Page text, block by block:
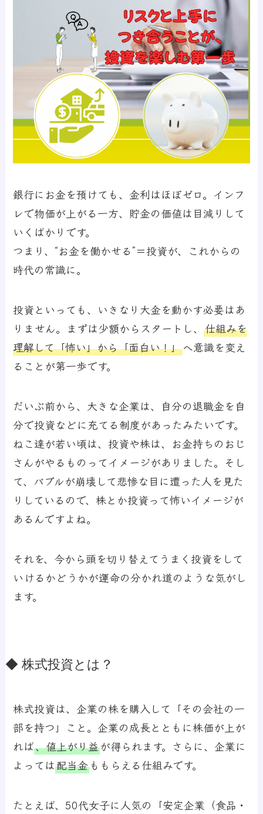
銀行にお金を預けても、金利はほぼゼロ。インフ
レで物価が上がる一方、貯金の価値は目減りして
いくばかりです。
つまり、“お金を働かせる”＝投資が、これからの
時代の常識に。
投資といっても、いきなり大金を動かす必要はあ
りません。まずは少額からスタートし、仕組みを
理解して「怖い」から「面白い！」へ意識を変え
ることが第一歩です。
だいぶ前から、大きな企業は、自分の退職金を自
分で投資などに充てる制度があったみたいです。
ねこ達が若い頃は、投資や株は、お金持ちのおじ
さんがやるものってイメージがありました。そし
て、バブルが崩壊して悲惨な目に遭った人を見た
りしているので、株とか投資って怖いイメージが
あるんですよね。
それを、今から頭を切り替えてうまく投資をして
いけるかどうかが運命の分かれ道のような気がし
ます。
◆ 株式投資とは？
株式投資は、企業の株を購入して「その会社の一
部を持つ」こと。企業の成長とともに株価が上が
れば、値上がり益が得られます。さらに、企業に
よっては配当金 ももらえる仕組みです。
たとえば、50代女子に人気の「安定企業（食品・